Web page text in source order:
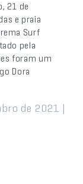
21 de
e praia
Surf
pela
foram um
Dora
de 2021 |